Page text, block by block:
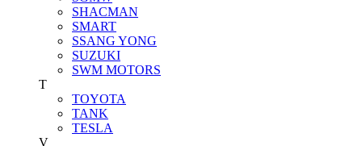
SHACMAN
SMART
SSANG YONG
SUZUKI
SWM MOTORS
T
TOYOTA
TANK
TESLA
V